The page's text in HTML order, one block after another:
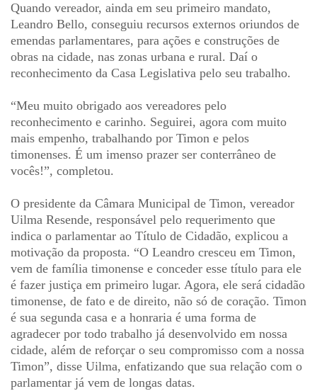
Quando vereador, ainda em seu primeiro mandato,
Leandro Bello, conseguiu recursos externos oriundos de
emendas parlamentares, para ações e construções de
obras na cidade, nas zonas urbana e rural. Daí o
reconhecimento da Casa Legislativa pelo seu trabalho.
“Meu muito obrigado aos vereadores pelo
reconhecimento e carinho. Seguirei, agora com muito
mais empenho, trabalhando por Timon e pelos
timonenses. É um imenso prazer ser conterrâneo de
vocês!”, completou.
O presidente da Câmara Municipal de Timon, vereador
Uilma Resende, responsável pelo requerimento que
indica o parlamentar ao Título de Cidadão, explicou a
motivação da proposta. “O Leandro cresceu em Timon,
vem de família timonense e conceder esse título para ele
é fazer justiça em primeiro lugar. Agora, ele será cidadão
timonense, de fato e de direito, não só de coração. Timon
é sua segunda casa e a honraria é uma forma de
agradecer por todo trabalho já desenvolvido em nossa
cidade, além de reforçar o seu compromisso com a nossa
Timon”, disse Uilma, enfatizando que sua relação com o
parlamentar já vem de longas datas.